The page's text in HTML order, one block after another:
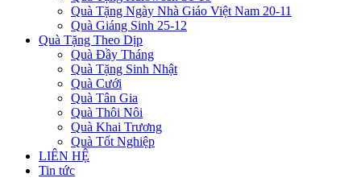
Quà Tặng Ngày Nhà Giáo Việt Nam 20-11
Quà Giáng Sinh 25-12
Quà Tặng Theo Dịp
Quà Đầy Tháng
Quà Tặng Sinh Nhật
Quà Cưới
Quà Tân Gia
Quà Thôi Nôi
Quà Khai Trương
Quà Tốt Nghiệp
LIÊN HỆ
Tin tức